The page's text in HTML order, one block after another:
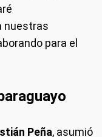
nuestras
para el
Peña, asumió